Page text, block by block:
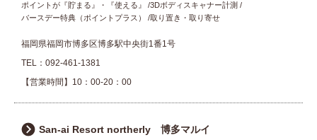
ポイントが『貯まる』・『使える』
3Dボディスキャナー計測
バースデー特典（ポイントプラス）
取り置き・取り寄せ
福岡県福岡市博多区博多駅中央街1番1号
TEL： 092-461-1381
【営業時間】10：00-20：00
San-ai Resort northerly 博多マルイ